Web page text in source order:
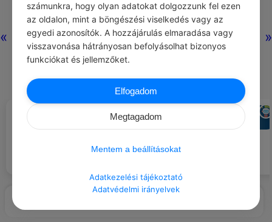
« »
#IDÉZETEK MUNKA
Csak a munka fejti ki, csak az
tartja fel a testnek és léleknek
hasznossá magunk és
JÓCSELEKEDET
CHATGPT
Ne használj vegyszereket a
állatok biztonságban legyenek.
számunkra, hogy olyan adatokat dolgozzunk fel ezen
az oldalon, mint a böngészési viselkedés vagy az
egyedi azonosítók. A hozzájárulás elmaradása vagy
visszavonása hátrányosan befolyásolhat bizonyos
funkciókat és jellemzőket.
Elfogadom
Megtagadom
Mentem a beállításokat
Adatkezelési tájékoztató
Adatvédelmi irányelvek